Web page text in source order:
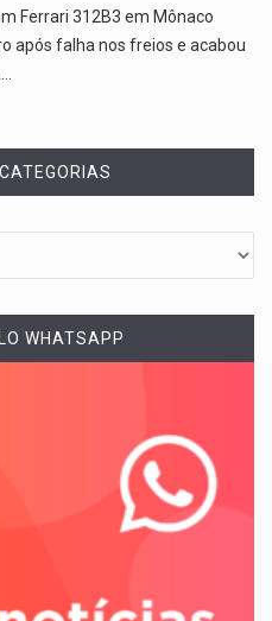
Ferrari 312B3 em Mônaco
após falha nos freios e acabou
WHATSAPP